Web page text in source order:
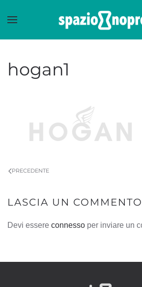
Skip to main content
hogan1
PRECEDENTE
LASCIA UN COMMENTO
Devi essere connesso per inviare un